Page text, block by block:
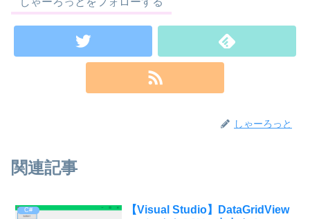
しゃーろっと
関連記事
C#
【Visual Studio】DataGridView